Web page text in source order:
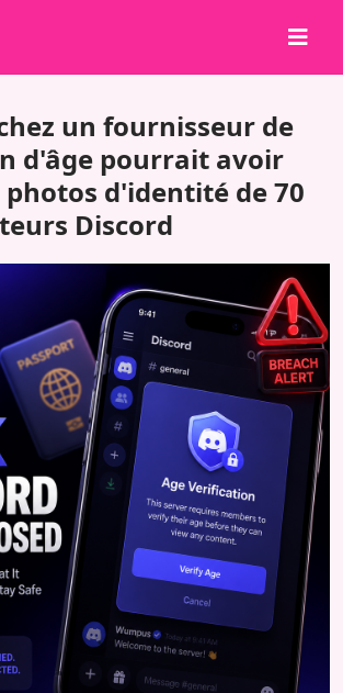
un fournisseur de
d'âge pourrait avoir
photos d'identité de 70
Discord